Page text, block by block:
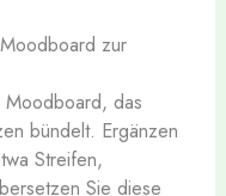
zur
Moodboard, das
bündelt. Ergänzen
Streifen,
Sie diese